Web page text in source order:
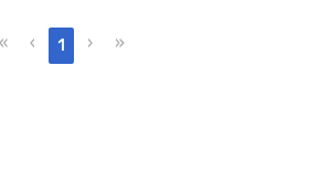
« ‹ 1 › »